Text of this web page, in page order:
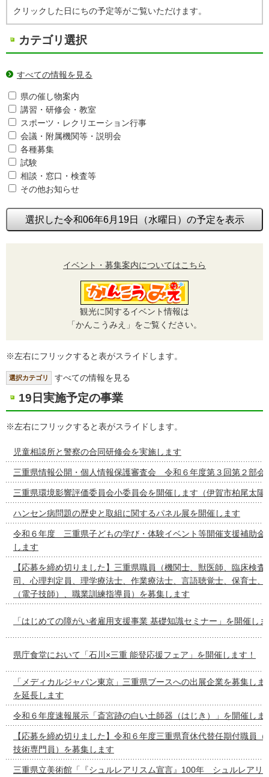
クリックした日にちの予定等がご覧いただけます。
カテゴリ選択
すべての情報を見る
県の催し物案内
講習・研修会・教室
スポーツ・レクリエーション行事
会議・附属機関等・説明会
各種募集
試験
相談・窓口・検査等
その他お知らせ
選択した令和06年6月19日（水曜日）の予定を表示
イベント・募集案内についてはこちら
観光に関するイベント情報は
「かんこうみえ」をご覧ください。
※左右にフリックすると表がスライドします。
選択カテゴリ すべての情報を見る
19日実施予定の事業
※左右にフリックすると表がスライドします。
児童相談所と警察の合同研修会を実施します
三重県情報公開・個人情報保護審査会 令和６年度第３回第２部会
三重県環境影響評価委員会小委員会を開催します（伊賀市柏尾太陽
ハンセン病問題の歴史と取組に関するパネル展を開催します
令和６年度 三重県子どもの学び・体験イベント等開催支援補助金
します
【応募を締め切りました】三重県職員（機関士、獣医師、臨床検
司、心理判定員、理学療法士、作業療法士、言語聴覚士、保育士、
（電子技師）、職業訓練指導員）を募集します
「はじめての障がい者雇用支援事業 基礎知識セミナー」を開催し
県庁食堂において「石川×三重 能登応援フェア」を開催します！
「メディカルジャパン東京」三重県ブースへの出展企業を募集し
を延長します
令和６年度速報展示「斎宮跡の白い土師器（はじき）」を開催しま
【応募を締め切りました】令和６年度三重県育休代替任期付職員
技術専門員）を募集します
三重県立美術館「『シュルレアリスム宣言』100年 シュルレアリ